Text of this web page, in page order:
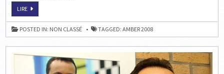
LIREAMBER
LA
RONDE
9
EN
POSTED IN: NON CLASSÉ TAGGED:AMBER 2008